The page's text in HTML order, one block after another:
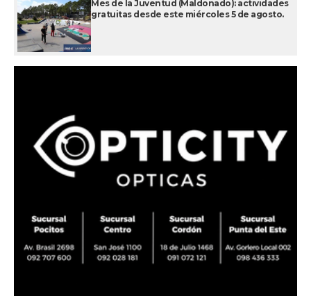
Mes de la Juventud (Maldonado): actividades
gratuitas desde este miércoles 5 de agosto.